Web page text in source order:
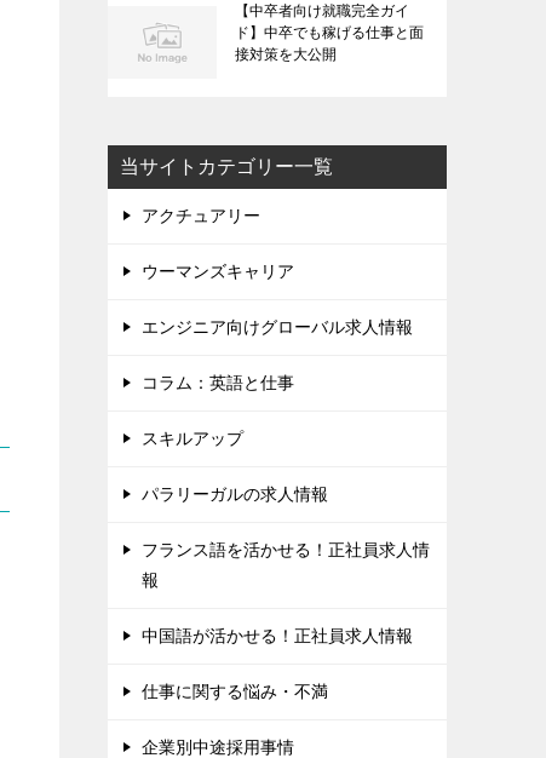
【中卒者向け就職完全ガイ
ド】中卒でも稼げる仕事と面
接対策を大公開
当サイトカテゴリー一覧
アクチュアリー
ウーマンズキャリア
エンジニア向けグローバル求人情報
コラム：英語と仕事
スキルアップ
パラリーガルの求人情報
フランス語を活かせる！正社員求人情
報
中国語が活かせる！正社員求人情報
仕事に関する悩み・不満
企業別中途採用事情